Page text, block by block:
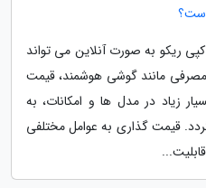
ریکو به صورت آنلاین می تواند
مصرفی مانند گوشی هوشمند، قیمت
زیاد در مدل ها و امکانات، به
قیمت گذاری به عوامل مختلفی